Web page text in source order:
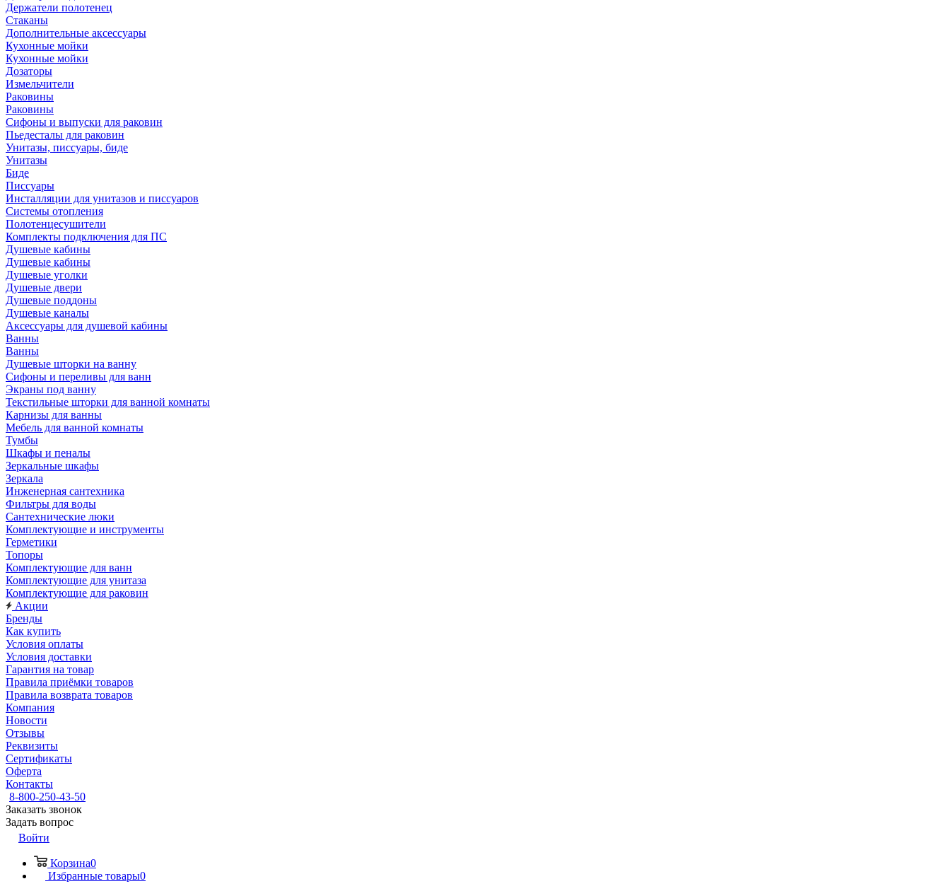
Держатели полотенец
Стаканы
Дополнительные аксессуары
Кухонные мойки
Кухонные мойки
Дозаторы
Измельчители
Раковины
Раковины
Сифоны и выпуски для раковин
Пьедесталы для раковин
Унитазы, писсуары, биде
Унитазы
Биде
Писсуары
Инсталляции для унитазов и писсуаров
Системы отопления
Полотенцесушители
Комплекты подключения для ПС
Душевые кабины
Душевые кабины
Душевые уголки
Душевые двери
Душевые поддоны
Душевые каналы
Аксессуары для душевой кабины
Ванны
Ванны
Душевые шторки на ванну
Сифоны и переливы для ванн
Экраны под ванну
Текстильные шторки для ванной комнаты
Карнизы для ванны
Мебель для ванной комнаты
Тумбы
Шкафы и пеналы
Зеркальные шкафы
Зеркала
Инженерная сантехника
Фильтры для воды
Сантехнические люки
Комплектующие и инструменты
Герметики
Топоры
Комплектующие для ванн
Комплектующие для унитаза
Комплектующие для раковин
Акции
Бренды
Как купить
Условия оплаты
Условия доставки
Гарантия на товар
Правила приёмки товаров
Правила возврата товаров
Компания
Новости
Отзывы
Реквизиты
Сертификаты
Оферта
Контакты
8-800-250-43-50
Заказать звонок
Задать вопрос
Войти
Корзина0
Избранные товары0